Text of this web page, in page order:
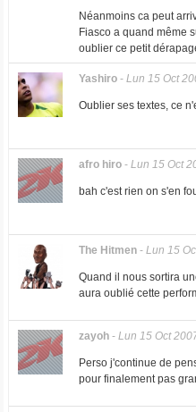
Néanmoins ca peut
Fiasco a quand même
oublier ce petit
Yashiro- Lun 15 Oct
Oublier ses textes, ce
afro hiro- Lun 15 Oct
bah c'est rien on s'en
The Hitmen- Lun 15
Quand il nous sortira
aura oublié cette
zayoh- Lun 15 Oct
Perso j'continue de
pour finalement pas